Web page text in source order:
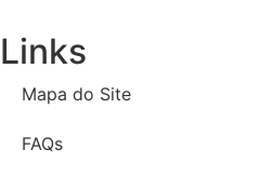
Links
Mapa do Site
FAQs